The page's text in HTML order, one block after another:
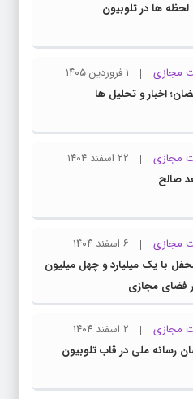
ها در تلوبیون
مجازی
۱ فروردین ۱۴۰۵
اخبار و تحلیل ها
مجازی
۲۲ اسفند ۱۴۰۴
صالح
مجازی
۶ اسفند ۱۴۰۴
با یک میلیارد و چهل میلیون
فضای مجازی
مجازی
۲ اسفند ۱۴۰۴
رسانه ملی در قاب تلوبیون